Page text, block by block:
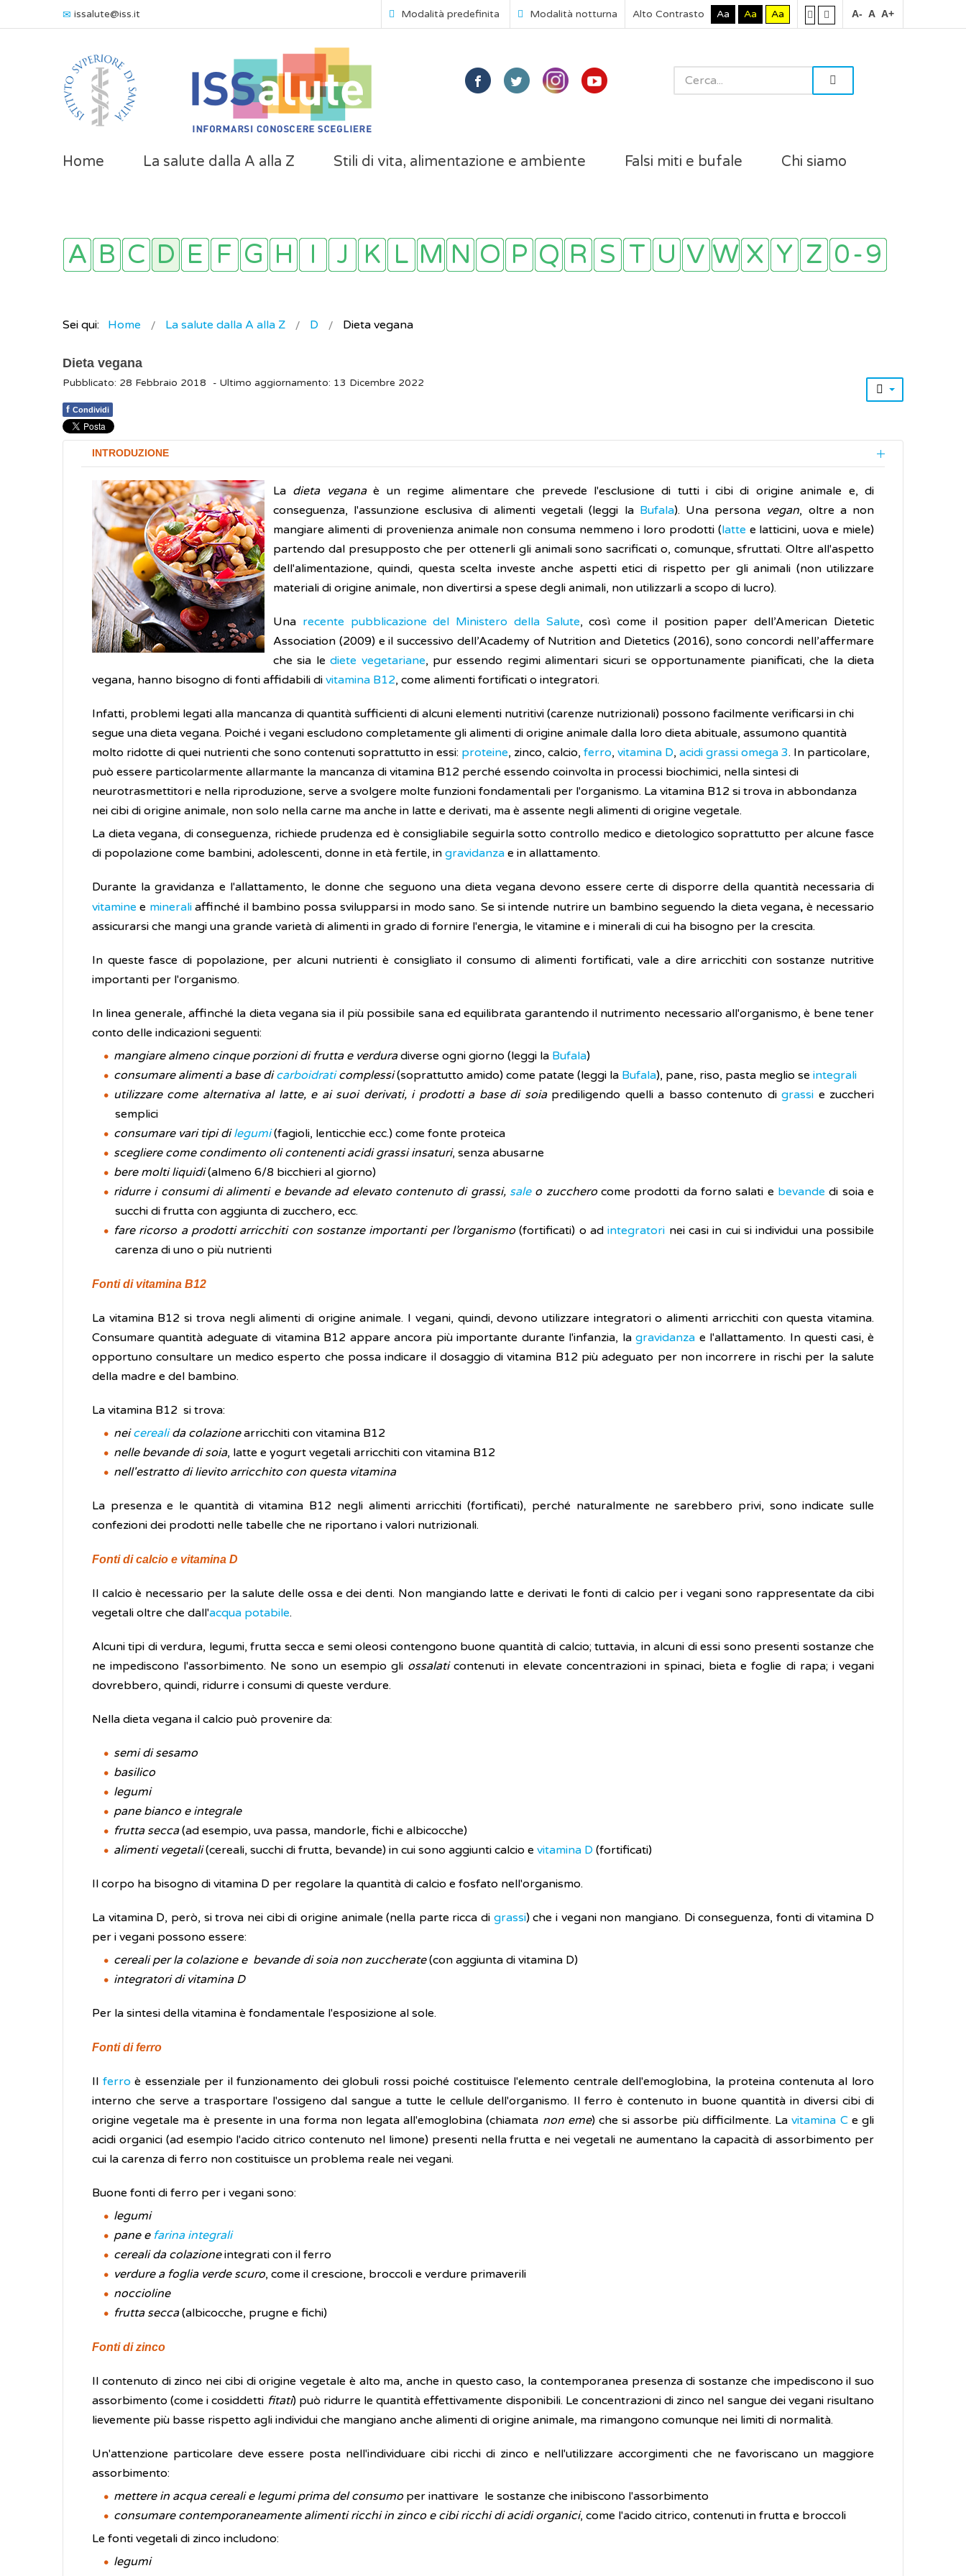
issalute@iss.it Modalità predefinita Modalità notturna Alto Contrasto Aa Aa Aa A- A A+
Home La salute dalla A alla Z Stili di vita, alimentazione e ambiente Falsi miti e bufale Chi siamo
Sei qui: Home La salute dalla A alla Z D Dieta vegana
Dieta vegana
Pubblicato: 28 Febbraio 2018 - Ultimo aggiornamento: 13 Dicembre 2022
f Condividi
INTRODUZIONE
La dieta veganaè un regime alimentare che prevede l'esclusione di tutti i cibi di origine animale e, di
conseguenza, l'assunzione esclusiva di alimenti vegetali (leggi laBufala). Una persona vegan, oltre a non
mangiare alimenti di provenienza animale non consuma nemmeno i loro prodotti (latte e latticini, uova e miele)
partendo dal presupposto che per ottenerli gli animali sono sacrificati o, comunque, sfruttati. Oltre all'aspetto
dell'alimentazione, quindi, questa scelta investe anche aspetti etici di rispetto per gli animali (non utilizzare
materiali di origine animale, non divertirsi a spese degli animali, non utilizzarli a scopo di lucro).
Una recente pubblicazione del Ministero della Salute, così come il position paper dell’American Dietetic
Association (2009) e il successivo dell’Academy of Nutrition and Dietetics (2016), sono concordi nell’affermare
che sia lediete vegetariane, pur essendo regimi alimentari sicuri se opportunamente pianificati, che la dieta
vegana, hanno bisogno di fonti affidabili di vitamina B12, come alimenti fortificati o integratori.
Infatti, problemi legati alla mancanza di quantità sufficienti di alcuni elementi nutritivi (carenze nutrizionali) possono facilmente verificarsi in chi
segue una dieta vegana. Poiché i vegani escludono completamente gli alimenti di origine animale dalla loro dieta abituale, assumono quantità
molto ridotte di quei nutrienti che sono contenuti soprattutto in essi: proteine, zinco, calcio, ferro, vitamina D, acidi grassi omega 3. In particolare,
può essere particolarmente allarmante la mancanza di vitamina B12 perché essendo coinvolta in processi biochimici, nella sintesi di
neurotrasmettitori e nella riproduzione, serve a svolgere molte funzioni fondamentali per l'organismo. La vitamina B12 si trova in abbondanza
nei cibi di origine animale, non solo nella carne ma anche in latte e derivati, ma è assente negli alimenti di origine vegetale.
La dieta vegana, di conseguenza, richiede prudenza ed è consigliabile seguirla sotto controllo medico e dietologico soprattutto per alcune fasce
di popolazione come bambini, adolescenti, donne in età fertile, in gravidanza e in allattamento.
Durante la gravidanza e l'allattamento, le donne che seguono una dieta vegana devono essere certe di disporre della quantità necessaria di
vitaminee mineraliaffinché il bambino possa svilupparsi in modo sano. Se si intende nutrire un bambino seguendo la dieta vegana, è necessario
assicurarsi che mangi una grande varietà di alimenti in grado di fornire l'energia, le vitamine e i minerali di cui ha bisogno per la crescita.
In queste fasce di popolazione, per alcuni nutrienti è consigliato il consumo di alimenti fortificati, vale a dire arricchiti con sostanze nutritive
importanti per l'organismo.
In linea generale, affinché la dieta vegana sia il più possibile sana ed equilibrata garantendo il nutrimento necessario all'organismo, è bene tener
conto delle indicazioni seguenti:
mangiare almeno cinque porzioni di frutta e verduradiverse ogni giorno (leggi la Bufala)
consumare alimenti a base dicarboidraticomplessi(soprattutto amido) come patate (leggi la Bufala), pane, riso, pasta meglio se integrali
utilizzare come alternativa al latte, e ai suoi derivati, i prodotti a base di soiaprediligendo quelli a basso contenuto digrassi e zuccheri
semplici
consumare vari tipi dilegumi(fagioli, lenticchie ecc.) come fonte proteica
scegliere come condimento oli contenenti acidi grassi insaturi, senza abusarne
bere molti liquidi(almeno 6/8 bicchieri al giorno)
ridurre i consumi di alimenti e bevande ad elevato contenuto di grassi, saleo zuccherocome prodotti da forno salati e bevande di soia e
succhi di frutta con aggiunta di zucchero, ecc.
fare ricorso a prodotti arricchiti con sostanze importanti per l’organismo(fortificati) o adintegratori nei casi in cui si individui una possibile
carenza di uno o più nutrienti
Fonti di vitamina B12
La vitamina B12 si trova negli alimenti di origine animale. I vegani, quindi, devono utilizzare integratori o alimenti arricchiti con questa vitamina.
Consumare quantità adeguate di vitamina B12 appare ancora più importante durante l'infanzia, lagravidanza e l'allattamento. In questi casi, è
opportuno consultare un medico esperto che possa indicare il dosaggio di vitamina B12 più adeguato per non incorrere in rischi per la salute
della madre e del bambino.
La vitamina B12 si trova:
neicereali da colazionearricchiti con vitamina B12
nelle bevande di soia, latte e yogurt vegetali arricchiti con vitamina B12
nell'estratto di lievito arricchito con questa vitamina
La presenza e le quantità di vitamina B12 negli alimenti arricchiti (fortificati), perché naturalmente ne sarebbero privi, sono indicate sulle
confezioni dei prodotti nelle tabelle che ne riportano i valori nutrizionali.
Fonti di calcio e vitamina D
Il calcio è necessario per la salute delle ossa e dei denti. Non mangiando latte e derivati le fonti di calcio per i vegani sono rappresentate da cibi
vegetali oltre che dall'acqua potabile.
Alcuni tipi di verdura, legumi, frutta secca e semi oleosi contengono buone quantità di calcio; tuttavia, in alcuni di essi sono presenti sostanze che
ne impediscono l'assorbimento. Ne sono un esempio gli ossalaticontenuti in elevate concentrazioni in spinaci, bieta e foglie di rapa; i vegani
dovrebbero, quindi, ridurre i consumi di queste verdure.
Nella dieta vegana il calcio può provenire da:
semi di sesamo
basilico
legumi
pane bianco e integrale
frutta secca(ad esempio, uva passa, mandorle, fichi e albicocche)
alimenti vegetali(cereali, succhi di frutta, bevande) in cui sono aggiunti calcio e vitamina D (fortificati)
Il corpo ha bisogno di vitamina D per regolare la quantità di calcio e fosfato nell'organismo.
La vitamina D, però, si trova nei cibi di origine animale (nella parte ricca di grassi) che i vegani non mangiano. Di conseguenza, fonti di vitamina D
per i vegani possono essere:
cereali per la colazione e bevande di soia non zuccherate(con aggiunta di vitamina D)
integratori di vitamina D
Per la sintesi della vitamina è fondamentale l'esposizione al sole.
Fonti di ferro
Il ferro è essenziale per il funzionamento dei globuli rossi poiché costituisce l'elemento centrale dell'emoglobina, la proteina contenuta al loro
interno che serve a trasportare l'ossigeno dal sangue a tutte le cellule dell'organismo. Il ferro è contenuto in buone quantità in diversi cibi di
origine vegetale ma è presente in una forma non legata all'emoglobina (chiamata non eme) che si assorbe più difficilmente. Lavitamina Ce gli
acidi organici (ad esempio l'acido citrico contenuto nel limone) presenti nella frutta e nei vegetali ne aumentano la capacità di assorbimento per
cui la carenza di ferro non costituisce un problema reale nei vegani.
Buone fonti di ferro per i vegani sono:
legumi
pane e farina integrali
cereali da colazioneintegrati con il ferro
verdure a foglia verde scuro, come il crescione, broccoli e verdure primaverili
noccioline
frutta secca(albicocche, prugne e fichi)
Fonti di zinco
Il contenuto di zinco nei cibi di origine vegetale è alto ma, anche in questo caso, la contemporanea presenza di sostanze che impediscono il suo
assorbimento (come i cosiddetti fitati) può ridurre le quantità effettivamente disponibili. Le concentrazioni di zinco nel sangue dei vegani risultano
lievemente più basse rispetto agli individui che mangiano anche alimenti di origine animale, ma rimangono comunque nei limiti di normalità.
Un'attenzione particolare deve essere posta nell'individuare cibi ricchi di zinco e nell'utilizzare accorgimenti che ne favoriscano un maggiore
assorbimento:
mettere in acqua cereali e legumi prima del consumoper inattivare le sostanze che inibiscono l'assorbimento
consumare contemporaneamente alimenti ricchi in zinco e cibi ricchi di acidi organici, come l'acido citrico, contenuti in frutta e broccoli
Le fonti vegetali di zinco includono:
legumi